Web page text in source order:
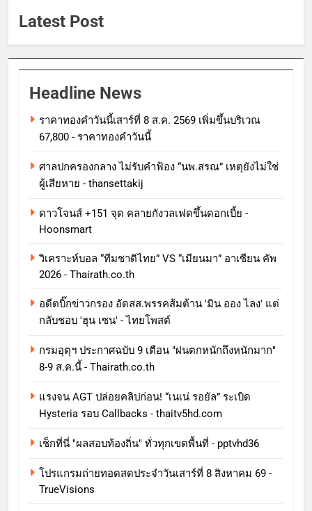
Latest Post
Headline News
ราคาทองคําวันนี้เสาร์ที่ 8 ส.ค. 2569 เพิ่มขึ้นบริเวณ
67,800 - ราคาทองคําวันนี้
ศาลปกครองกลาง ไม่รับคำฟ้อง “นพ.สรณ” เหตุยังไม่ใช่
ผู้เสียหาย - thansettakij
ดาวโจนส์ +151 จุด คลายกังวลเฟดขึ้นดอกเบี้ย -
Hoonsmart
วิเคราะห์บอล “ทีมชาติไทย” VS “เมียนมา” อาเซียน คัพ
2026 - Thairath.co.th
อดีตบิ๊กข่าวกรอง อัดสส.พรรคส้มต้าน 'มิน ออง ไลง' แต่
กลับชอบ 'ฮุน เซน' - ไทยโพสต์
กรมอุตุฯ ประกาศฉบับ 9 เตือน "ฝนตกหนักถึงหนักมาก"
8-9 ส.ค.นี้ - Thairath.co.th
แรงจน AGT ปล่อยคลิปก่อน! “เนเน่ รอยัล” ระเบิด
Hysteria รอบ Callbacks - thaitv5hd.com
เช็กที่นี่ "ผลสอบท้องถิ่น" ทั่วทุกเขตพื้นที่ - pptvhd36
โปรแกรมถ่ายทอดสดประจำวันเสาร์ที่ 8 สิงหาคม 69 -
TrueVisions